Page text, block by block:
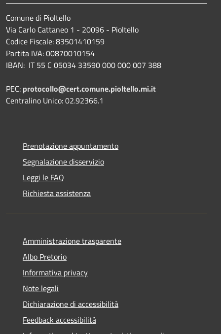
Comune di Pioltello
Via Carlo Cattaneo 1 - 20096 - Pioltello
Codice Fiscale: 83501410159
Partita IVA: 00870010154
IBAN: IT 55 C 05034 33590 000 000 007 388
PEC: protocollo@cert.comune.pioltello.mi.it
Centralino Unico: 02.92366.1
Prenotazione appuntamento
Segnalazione disservizio
Leggi le FAQ
Richiesta assistenza
Amministrazione trasparente
Albo Pretorio
Informativa privacy
Note legali
Dichiarazione di accessibilità
Feedback accessibilità